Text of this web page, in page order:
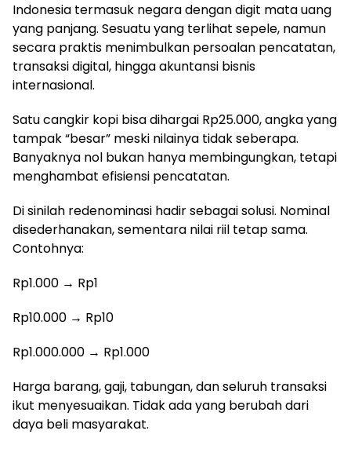
Indonesia termasuk negara dengan digit mata uang
yang panjang. Sesuatu yang terlihat sepele, namun
secara praktis menimbulkan persoalan pencatatan,
transaksi digital, hingga akuntansi bisnis
internasional.
Satu cangkir kopi bisa dihargai Rp25.000, angka yang
tampak “besar” meski nilainya tidak seberapa.
Banyaknya nol bukan hanya membingungkan, tetapi
menghambat efisiensi pencatatan.
Di sinilah redenominasi hadir sebagai solusi. Nominal
disederhanakan, sementara nilai riil tetap sama.
Contohnya:
Rp1.000 → Rp1
Rp10.000 → Rp10
Rp1.000.000 → Rp1.000
Harga barang, gaji, tabungan, dan seluruh transaksi
ikut menyesuaikan. Tidak ada yang berubah dari
daya beli masyarakat.